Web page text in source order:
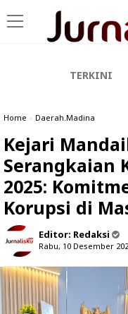
TERKINI
Home » Daerah.Madina
Kejari
Serangkaian
2025:
Korupsi di
Editor: Redaksi
Rabu, 10 Desember